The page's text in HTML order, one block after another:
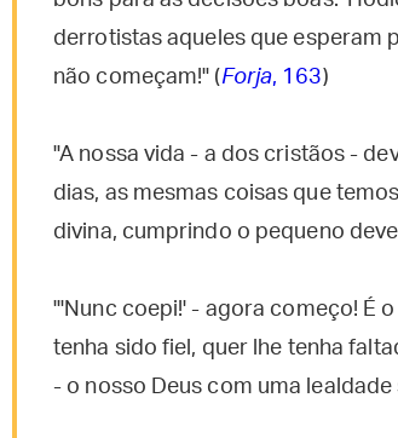
derrotistas aqueles que esperam
não começam!" (Forja, 163)
"A nossa vida - a dos cristãos -
dias, as mesmas coisas que
divina, cumprindo o pequeno
"'Nunc coepi!' - agora começo! É
tenha sido fiel, quer lhe tenha
- o nosso Deus com uma lealdade